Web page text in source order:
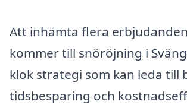
Att inhämta flera
kommer till snöröjning i
klok strategi som kan leda till
tidsbesparing och